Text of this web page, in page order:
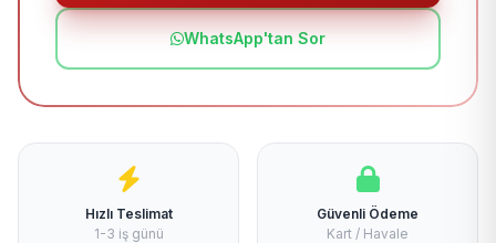
WhatsApp'tan Sor
Hızlı Teslimat
1-3 iş günü
Güvenli Ödeme
Kart / Havale